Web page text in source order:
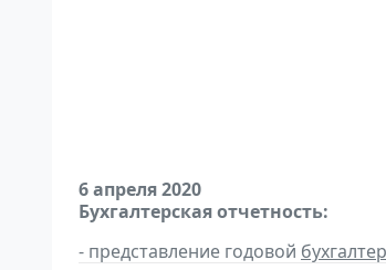
6 апреля 2020
Бухгалтерская отчетность:
- представление годовой